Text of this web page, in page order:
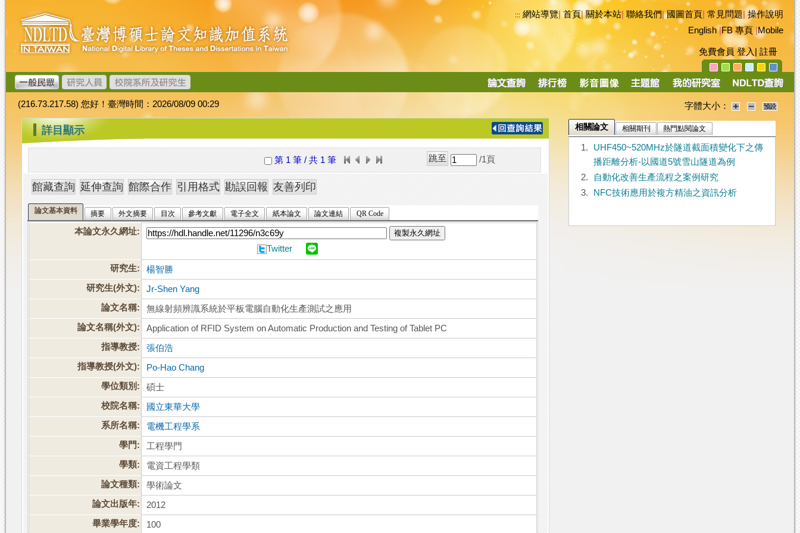
跳
到
主
要
內
容
臺
灣
博
碩
士
論
文
加
值
系
統
::: 網站導覽|首頁|關於本站 聯絡我們|國圖首頁 常見問題|操作說明
English|FB 專頁|Mobile
免費會員 登入 註冊
導
(216.73.217.58) 您好！臺灣時間：2026/08/09 00:29 字體大小：
::: 詳目顯示
第 1 筆 / 共 1 筆 /1 頁
論文基本資料 摘要 外文摘要 目次 參考文獻 電子全文 紙本論文 論文連結 QR Code
本論文永久網址: 複製永久網址
Twitter
研究生:
楊智勝
研究生(外文):
Jr-Shen Yang
論文名稱:
無線射頻辨識系統於平板電腦自動化生產測試之應用
論文名稱(外文):
Application of RFID System on Automatic Production and Testing of Tablet PC
指導教授:
張伯浩
指導教授(外文):
Po-Hao Chang
學位類別:
碩士
校院名稱:
國立東華大學
系所名稱:
電機工程學系
學門:
工程學門
學類:
電資工程學類
論文種類:
學術論文
論文出版年:
2012
畢業學年度:
100
相關論文 相關期刊 熱門點閱論文
1.
UHF450~520MHz於隧道截面積變化下之傳
播距離分析-以國道5號雪山隧道為例
2.
自動化改善生產流程之案例研究
3.
NFC技術應用於複方精油之資訊分析